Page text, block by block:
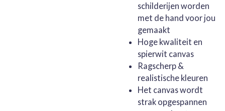
schilderijen worden
met de hand voor jou
gemaakt
Hoge kwaliteit en
spierwit canvas
Ragscherp &
realistische kleuren
Het canvas wordt
strak opgespannen